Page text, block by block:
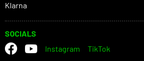
Klarna
SOCIALS
Instagram
TikTok